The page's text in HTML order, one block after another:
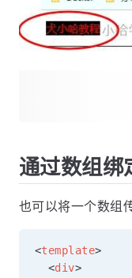
通过数组绑
也可以将一个数组
<template>
<div>